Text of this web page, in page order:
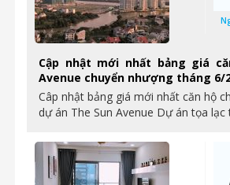
Cập nhật mới nhất bảng giá
Avenue chuyển nhượng tháng 6/
Câp nhật bảng giá mới nhất căn hộ
dự án The Sun Avenue Dự án tọa lạc